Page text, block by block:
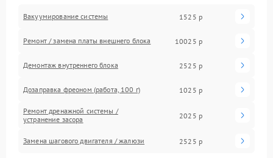
Вакуумирование системы 1525 р
Ремонт / замена платы внешнего блока 10025 р
Демонтаж внутреннего блока 2525 р
Дозаправка фреоном (работа, 100 г) 1025 р
Ремонт дренажной системы /
устранение засора
2025 р
Замена шагового двигателя / жалюзи 2525 р